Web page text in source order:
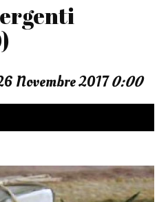
Novembre 20170:00